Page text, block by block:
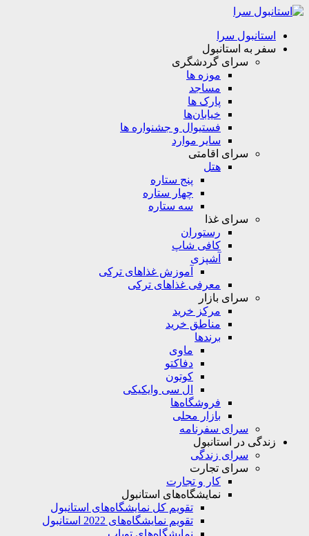
استانبول سرا
سفر به استانبول
سرای گردشگری
موزه ها
مساجد
پارک ها
خیابان‌ها
فستیوال و جشنواره ها
سایر موارد
سرای اقامتی
هتل
پنج ستاره
چهار ستاره
سه ستاره
سرای غذا
رستوران
کافی شاپ
آشپزی
آموزش غذاهای ترکی
معرفی غذاهای ترکی
سرای بازار
مرکز خرید
مناطق خرید
برندها
ماوی
دفاکتو
کوتون
ال سی وایکیکی
فروشگاه‌ها
بازار محلی
سرای سفرنامه
زندگی در استانبول
سرای زندگی
سرای تجارت
کار و تجارت
نمایشگاه‌های استانبول
تقویم کل نمایشگاه‌های استانبول
تقویم نمایشگاه‌های 2022 استانبول
نمایشگاه‌های تویاپ